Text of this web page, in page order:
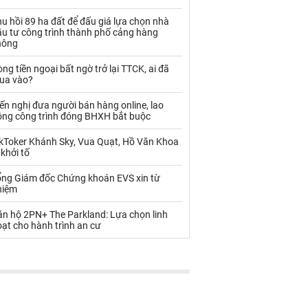
Palladium Phân bón
Rau - Củ -Quả Sắt thép
Sữa
Than Thức ăn chăn nuôi
Thủy hải sản khác Tôm
Vàng
VLXD khác Xăng dầu
Xi măng - Clynker
hồi 89 ha đất để đấu giá lựa chọn nhà
tư công trình thành phố cảng hàng
tiền ngoại bất ngờ trở lại TTCK, ai đã
vào?
nghị đưa người bán hàng online, lao
công trình đóng BHXH bắt buộc
Khánh Sky, Vua Quạt, Hồ Văn Khoa
khởi tố
Giám đốc Chứng khoán EVS xin từ
hộ 2PN+ The Parkland: Lựa chọn linh
cho hành trình an cư